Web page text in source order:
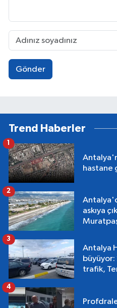
Gönder
Trend Haberler
hastane
1
askıya
2
Antalya
trafik,
3
4